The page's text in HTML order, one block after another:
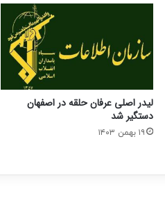
لیدر اصلی عرفان حلقه در اصفهان
دستگیر شد
۱۹ بهمن ۱۴۰۳